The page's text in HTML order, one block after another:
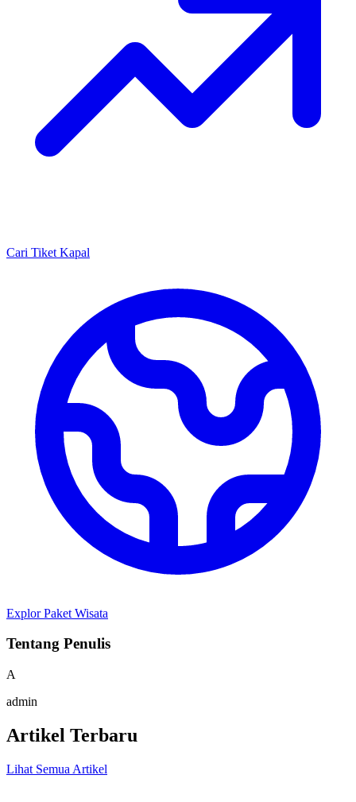
Cari Tiket Kapal
Explor Paket Wisata
Tentang Penulis
A
admin
Artikel Terbaru
Lihat Semua Artikel